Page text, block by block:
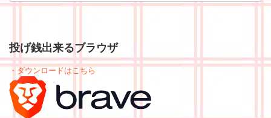
投げ銭出来るブラウザ
・ダウンロードはこちら